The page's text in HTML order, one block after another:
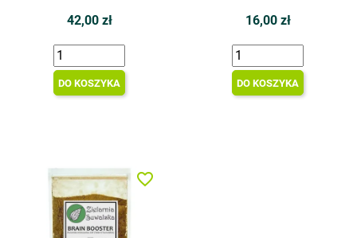
42,00 zł
DO KOSZYKA
16,00 zł
DO KOSZYKA
favorite_border